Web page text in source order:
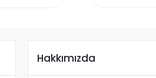
Hakkımızda